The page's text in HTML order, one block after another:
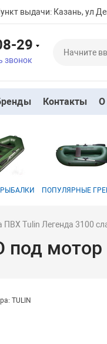
выдачи: Казань, ул
29
звонок
Контакты О
ПОПУЛЯРНЫЕ
ПВХ Tulin Легенда 3100
под мотор
TULIN